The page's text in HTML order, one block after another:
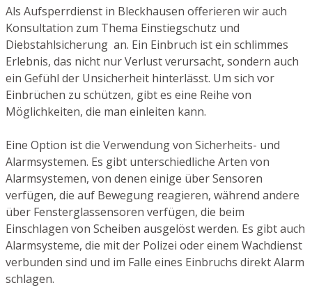
Als Aufsperrdienst in Bleckhausen offerieren wir auch
Konsultation zum Thema Einstiegschutz und
Diebstahlsicherung an. Ein Einbruch ist ein schlimmes
Erlebnis, das nicht nur Verlust verursacht, sondern auch
ein Gefühl der Unsicherheit hinterlässt. Um sich vor
Einbrüchen zu schützen, gibt es eine Reihe von
Möglichkeiten, die man einleiten kann.
Eine Option ist die Verwendung von Sicherheits- und
Alarmsystemen. Es gibt unterschiedliche Arten von
Alarmsystemen, von denen einige über Sensoren
verfügen, die auf Bewegung reagieren, während andere
über Fensterglassensoren verfügen, die beim
Einschlagen von Scheiben ausgelöst werden. Es gibt auch
Alarmsysteme, die mit der Polizei oder einem Wachdienst
verbunden sind und im Falle eines Einbruchs direkt Alarm
schlagen.